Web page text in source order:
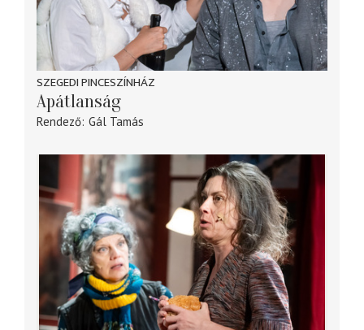
SZEGEDI PINCESZÍNHÁZ
Apátlanság
Rendező Gál Tamás